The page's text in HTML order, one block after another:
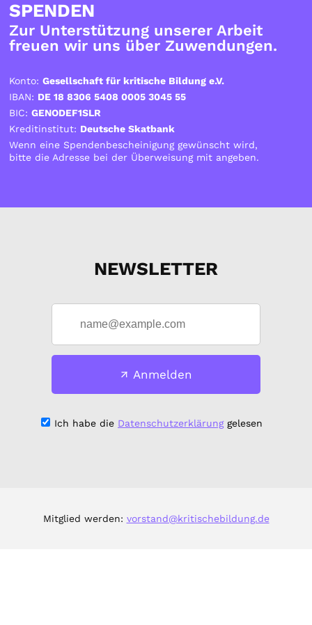
SPENDEN
Zur Unterstützung unserer Arbeit
freuen wir uns über Zuwendungen.
Konto:Gesellschaft für kritische Bildung e.V.
IBAN: DE 18 8306 5408 0005 3045 55
BIC:GENODEF1SLR
Kreditinstitut: Deutsche Skatbank
Wenn eine Spendenbescheinigung gewünscht wird,
bitte die Adresse bei der Überweisung mit angeben.
NEWSLETTER
Anmelden
Ich habe die Datenschutzerklärunggelesen
Mitglied werden: vorstand@kritischebildung.de